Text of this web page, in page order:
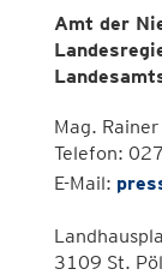
Amt der
Mag.
Telefon:
E-Mail:
3109 St.